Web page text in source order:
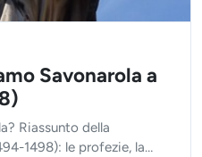
Savonarola a
Riassunto della
1498): le profezie, la